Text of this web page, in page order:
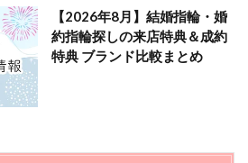
【2026年8月】結婚指輪・婚
約指輪探しの来店特典＆成約
特典 ブランド比較まとめ